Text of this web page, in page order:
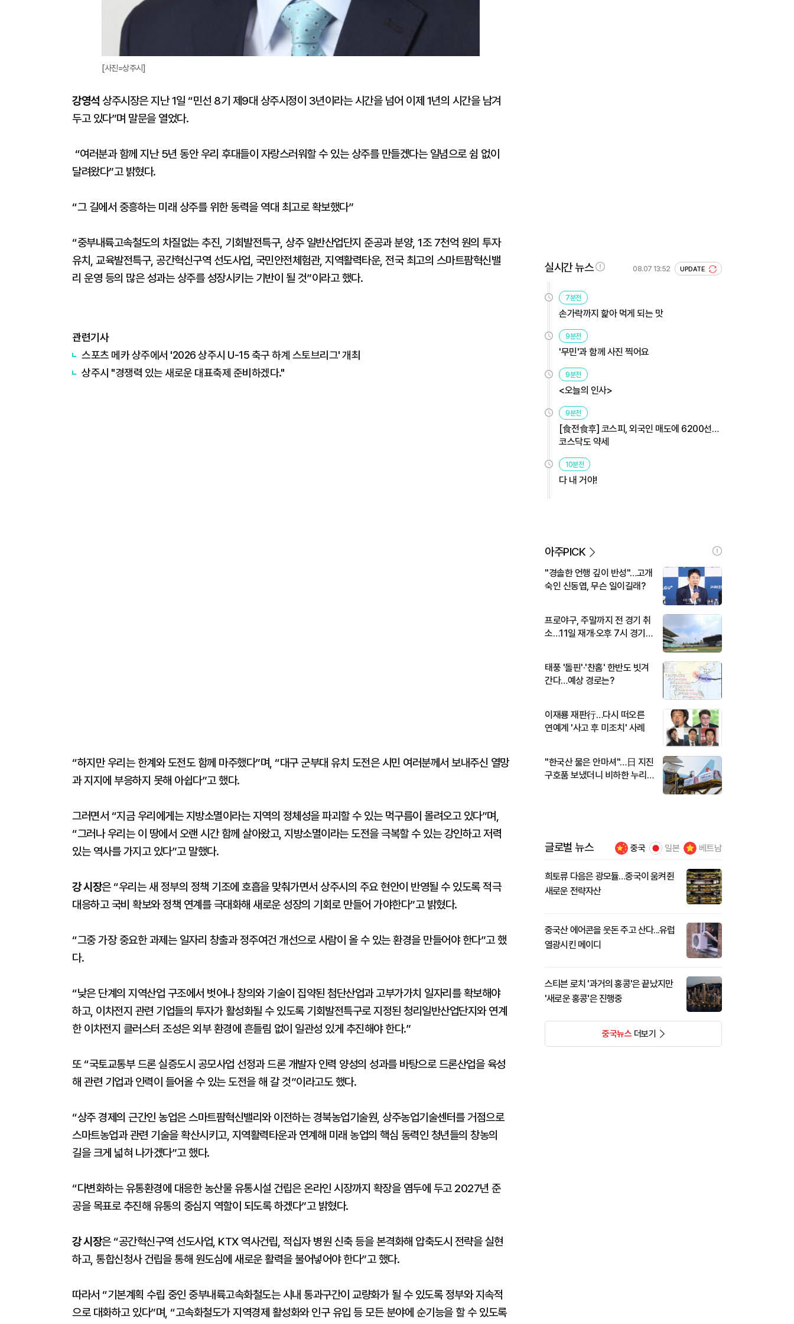
[사진=상주시]
강영석 상주시장은 지난 1일 “민선 8기 제9대 상주시정이 3년이라는 시간을 넘어 이제 1년의 시간을 남겨
두고 있다”며 말문을 열었다.
“여러분과 함께 지난 5년 동안 우리 후대들이 자랑스러워할 수 있는 상주를 만들겠다는 일념으로 쉼 없이
달려왔다”고 밝혔다.
“그 길에서 중흥하는 미래 상주를 위한 동력을 역대 최고로 확보했다”
“중부내륙고속철도의 차질없는 추진, 기회발전특구, 상주 일반산업단지 준공과 분양, 1조 7천억 원의 투자
유치, 교육발전특구, 공간혁신구역 선도사업, 국민안전체험관, 지역활력타운, 전국 최고의 스마트팜혁신밸
리 운영 등의 많은 성과는 상주를 성장시키는 기반이 될 것”이라고 했다.
관련기사
스포츠 메카 상주에서 '2026 상주시 U-15 축구 하계 스토브리그' 개최
상주시 "경쟁력 있는 새로운 대표축제 준비하겠다."
“하지만 우리는 한계와 도전도 함께 마주했다”며, “대구 군부대 유치 도전은 시민 여러분께서 보내주신 열망
과 지지에 부응하지 못해 아쉽다”고 했다.
그러면서 “지금 우리에게는 지방소멸이라는 지역의 정체성을 파괴할 수 있는 먹구름이 몰려오고 있다”며,
“그러나 우리는 이 땅에서 오랜 시간 함께 살아왔고, 지방소멸이라는 도전을 극복할 수 있는 강인하고 저력
있는 역사를 가지고 있다”고 말했다.
강 시장은 “우리는 새 정부의 정책 기조에 호흡을 맞춰가면서 상주시의 주요 현안이 반영될 수 있도록 적극
대응하고 국비 확보와 정책 연계를 극대화해 새로운 성장의 기회로 만들어 가야한다”고 밝혔다.
“그중 가장 중요한 과제는 일자리 창출과 정주여건 개선으로 사람이 올 수 있는 환경을 만들어야 한다”고 했
다.
“낮은 단계의 지역산업 구조에서 벗어나 창의와 기술이 집약된 첨단산업과 고부가가치 일자리를 확보해야
하고, 이차전지 관련 기업들의 투자가 활성화될 수 있도록 기회발전특구로 지정된 청리일반산업단지와 연계
한 이차전지 클러스터 조성은 외부 환경에 흔들림 없이 일관성 있게 추진해야 한다.”
또 “국토교통부 드론 실증도시 공모사업 선정과 드론 개발자 인력 양성의 성과를 바탕으로 드론산업을 육성
해 관련 기업과 인력이 들어올 수 있는 도전을 해 갈 것”이라고도 했다.
“상주 경제의 근간인 농업은 스마트팜혁신밸리와 이전하는 경북농업기술원, 상주농업기술센터를 거점으로
스마트농업과 관련 기술을 확산시키고, 지역활력타운과 연계해 미래 농업의 핵심 동력인 청년들의 창농의
길을 크게 넓혀 나가겠다”고 했다.
“다변화하는 유통환경에 대응한 농산물 유통시설 건립은 온라인 시장까지 확장을 염두에 두고 2027년 준
공을 목표로 추진해 유통의 중심지 역할이 되도록 하겠다”고 밝혔다.
강 시장은 “공간혁신구역 선도사업, KTX 역사건립, 적십자 병원 신축 등을 본격화해 압축도시 전략을 실현
하고, 통합신청사 건립을 통해 원도심에 새로운 활력을 불어넣어야 한다”고 했다.
따라서 “기본계획 수립 중인 중부내륙고속화철도는 시내 통과구간이 교량화가 될 수 있도록 정부와 지속적
으로 대화하고 있다”며, “고속화철도가 지역경제 활성화와 인구 유입 등 모든 분야에 순기능을 할 수 있도록
실시간 뉴스 08.07 13:52 UPDATE
7분전
손가락까지 핥아 먹게 되는 맛
9분전
'무민'과 함께 사진 찍어요
9분전
<오늘의 인사>
9분전
[食전食후] 코스피, 외국인 매도에 6200선…
코스닥도 약세
10분전
다 내 거야!
아주PICK
"경솔한 언행 깊이 반성"…고개
숙인 신동엽, 무슨 일이길래?
프로야구, 주말까지 전 경기 취
소…11일 재개·오후 7시 경기
태풍 '돌핀'·'찬홈' 한반도 빗겨
간다…예상 경로는?
이재룡 재판行…다시 떠오른
연예계 '사고 후 미조치' 사례
"한국산 물은 안마셔"…日 지진
구호품 보냈더니 비하한 누리
글로벌 뉴스 중국 일본 베트남
희토류 다음은 광모듈…중국이 움켜쥔
새로운 전략자산
중국산 에어콘을 웃돈 주고 산다...유럽
열광시킨 메이디
스티븐 로치 '과거의 홍콩'은 끝났지만
'새로운 홍콩'은 진행중
중국뉴스더보기